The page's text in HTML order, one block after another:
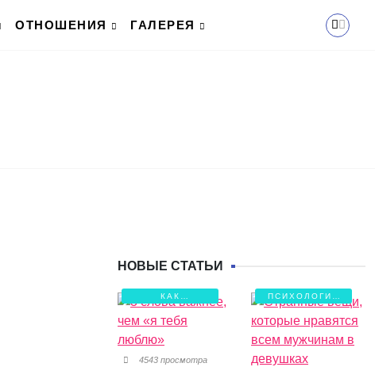
ОТНОШЕНИЯ ГАЛЕРЕЯ
НОВЫЕ СТАТЬИ
КАК
СОХРАНИТЬ
ЛЮБОВЬ?
4543 просмотра
ПСИХОЛОГИЯ
ЛЮБВИ